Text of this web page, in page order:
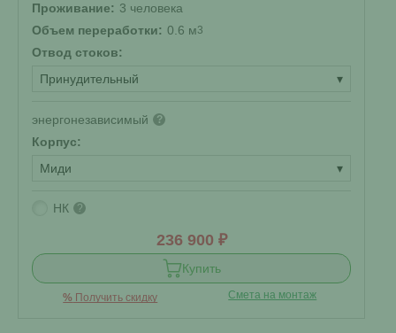
Проживание: 3 человека
Объем переработки: 0.6 м3
Отвод стоков:
Принудительный
▾
энергонезависимый ?
Корпус:
Миди
▾
НК ?
236 900 ₽
Купить
% Получить скидку Смета на монтаж